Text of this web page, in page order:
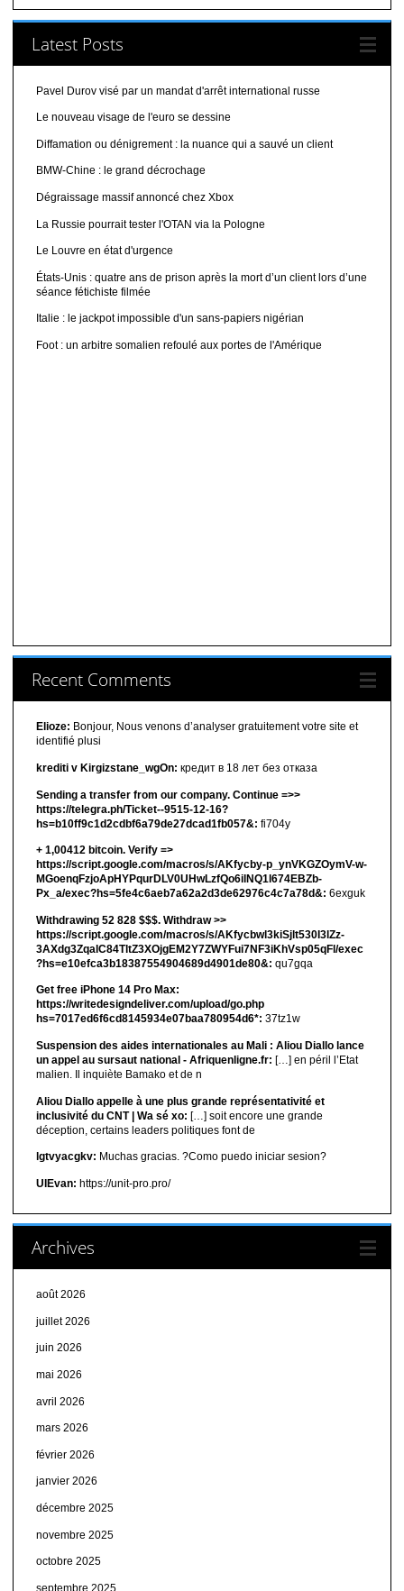
Latest Posts
Pavel Durov visé par un mandat d'arrêt international russe
Le nouveau visage de l'euro se dessine
Diffamation ou dénigrement : la nuance qui a sauvé un client
BMW-Chine : le grand décrochage
Dégraissage massif annoncé chez Xbox
La Russie pourrait tester l'OTAN via la Pologne
Le Louvre en état d'urgence
États-Unis : quatre ans de prison après la mort d’un client lors d’une
séance fétichiste filmée
Italie : le jackpot impossible d'un sans-papiers nigérian
Foot : un arbitre somalien refoulé aux portes de l'Amérique
Recent Comments
Elioze: Bonjour, Nous venons d’analyser gratuitement votre site et
identifié plusi
krediti v Kirgizstane_wgOn: кредит в 18 лет без отказа
Sending a transfer from our company. Continue =>>
https://telegra.ph/Ticket--9515-12-16?
hs=b10ff9c1d2cdbf6a79de27dcad1fb057&: fi704y
+ 1,00412 bitсоin. Verify =>
https://script.google.com/macros/s/AKfycby-p_ynVKGZOymV-w-
MGoenqFzjoApHYPqurDLV0UHwLzfQo6ilNQ1l674EBZb-
Px_a/exec?hs=5fe4c6aeb7a62a2d3de62976c4c7a78d&: 6exguk
Withdrawing 52 828 $$$. Withdrаw >>
https://script.google.com/macros/s/AKfycbwl3kiSjlt530I3lZz-
3AXdg3ZqalC84TltZ3XOjgEM2Y7ZWYFui7NF3iKhVsp05qFl/exec
?hs=e10efca3b18387554904689d4901de80&: qu7gqa
Get free iPhone 14 Pro Max:
https://writedesigndeliver.com/upload/go.php
hs=7017ed6f6cd8145934e07baa780954d6*: 37tz1w
Suspension des aides internationales au Mali : Aliou Diallo lance
un appel au sursaut national - Afriquenligne.fr: […] en péril l’Etat
malien. Il inquiète Bamako et de n
Aliou Diallo appelle à une plus grande représentativité et
inclusivité du CNT | Wa sé xo: […] soit encore une grande
déception, certains leaders politiques font de
lgtvyacgkv: Muchas gracias. ?Como puedo iniciar sesion?
UIEvan: https://unit-pro.pro/
Archives
août 2026
juillet 2026
juin 2026
mai 2026
avril 2026
mars 2026
février 2026
janvier 2026
décembre 2025
novembre 2025
octobre 2025
septembre 2025